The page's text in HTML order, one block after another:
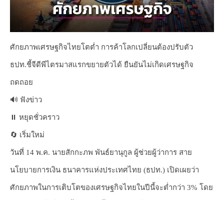
ศักยภาพเศรษฐกิจไทยโตต่ำ การค้าโลกเปลี่ยนต้องปรับตัว
ธปท.ชี้จีดีพีไตรมาสแรกขยายตัวได้ ยืนยันไม่เกิดเศรษฐกิจ
ถดถอย
🔊 ฟังข่าว
⏸️ หยุดชั่วคราว
🔄 เริ่มใหม่
วันที่ 14 พ.ค. นายสักกะภพ พันธ์ยานุกูล ผู้ช่วยผู้ว่าการ สาย
นโยบายการเงิน ธนาคารแห่งประเทศไทย (ธปท.) เปิดเผยว่า
ศักยภาพในการเติบโตของเศรษฐกิจไทยในปีนี้จะต่ำกว่า 3% โดย